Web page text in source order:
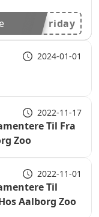
riday
2024-01-01
2022-11-17
Til Fra
Zoo
2022-11-01
Til
Aalborg Zoo